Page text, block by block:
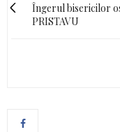
Îngerul bisericilor
PRISTAVU